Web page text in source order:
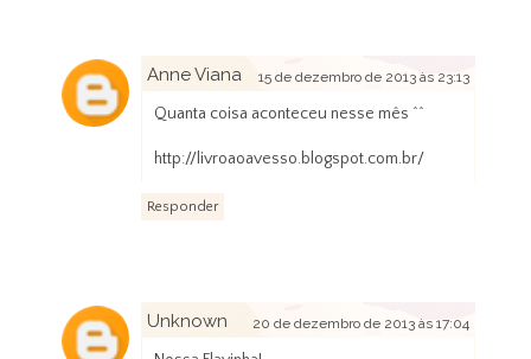
Anne Viana 15 de dezembro de 2013 às 23:13
Quanta coisa aconteceu nesse mês ^^
http://livroaoavesso.blogspot.com.br/
Responder
Unknown 20 de dezembro de 2013 às 17:04